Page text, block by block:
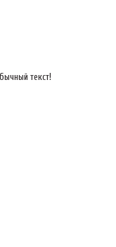
текст!